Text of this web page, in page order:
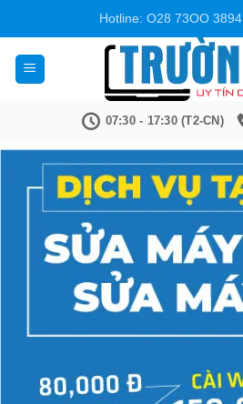
nội
dung
Hotline: O28 73OO 3894
07:30 - 17:30 (T2-CN)